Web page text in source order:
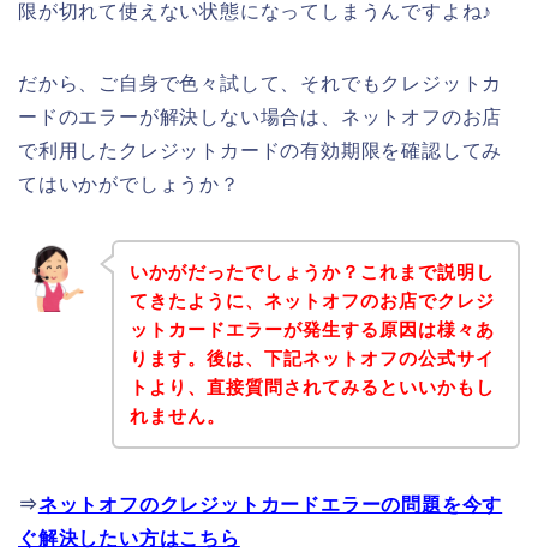
限が切れて使えない状態になってしまうんですよね♪
だから、ご自身で色々試して、それでもクレジットカ
ードのエラーが解決しない場合は、ネットオフのお店
で利用したクレジットカードの有効期限を確認してみ
てはいかがでしょうか？
いかがだったでしょうか？これまで説明し
てきたように、ネットオフのお店でクレジ
ットカードエラーが発生する原因は様々あ
ります。後は、下記ネットオフの公式サイ
トより、直接質問されてみるといいかもし
れません。
⇒ネットオフのクレジットカードエラーの問題を今す
ぐ解決したい方はこちら